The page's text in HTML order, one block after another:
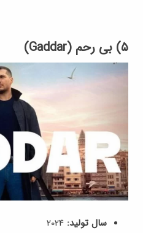
۵) بی رحم (Gaddar)
سال تولید: